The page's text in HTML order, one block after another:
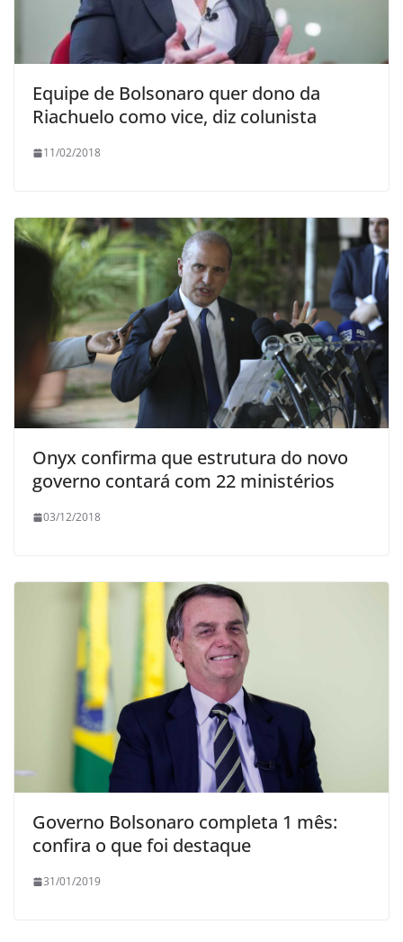
Equipe de Bolsonaro quer dono da
Riachuelo como vice, diz colunista
11/02/2018
Onyx confirma que estrutura do novo
governo contará com 22 ministérios
03/12/2018
Governo Bolsonaro completa 1 mês:
confira o que foi destaque
31/01/2019